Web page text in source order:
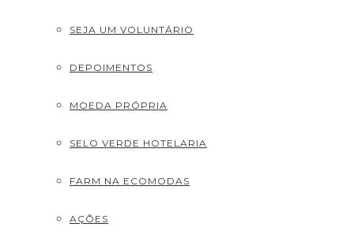
SEJA UM VOLUNTÁRIO
DEPOIMENTOS
MOEDA PRÓPRIA
SELO VERDE HOTELARIA
FARM NA ECOMODAS
AÇÕES